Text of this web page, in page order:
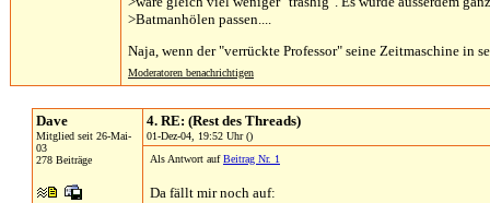
>Batmanhölen passen....
Naja, wenn der "verrückte Professor" seine Zeitmaschine in
Moderatoren benachrichtigen
Dave
Mitglied seit 26-Mai-
03
278 Beiträge
4. RE: (Rest des Threads)
01-Dez-04, 19:52 Uhr ()
Als Antwort aufBeitrag Nr. 1
Da fällt mir noch auf: